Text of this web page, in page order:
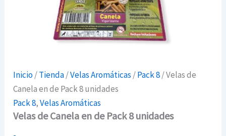
Inicio/Tienda/Velas Aromáticas /Pack 8/ Velas de
Canela en de Pack 8 unidades
Pack 8,Velas Aromáticas
Velas de Canela en de Pack 8 unidades